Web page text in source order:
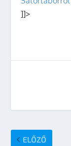
]]>
ELŐZŐ